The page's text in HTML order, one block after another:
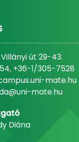
Villányi út 29-43.
+36-1/305-7528
mate.hu
mate.hu
Diána